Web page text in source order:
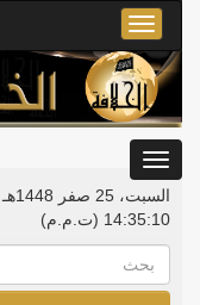
Toggle
navigation
السبت، 25 صفر 1448هـ | 08 أغسطس 2026م |
14:35:11 (ت.م.م)